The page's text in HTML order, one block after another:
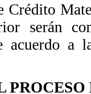
Crédito
serán
acuerdo a